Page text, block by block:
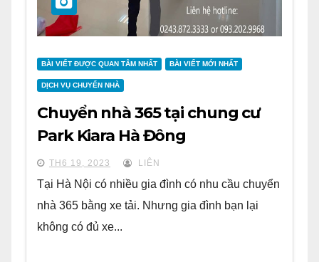
BÀI VIẾT ĐƯỢC QUAN TÂM NHẤT BÀI VIẾT MỚI NHẤT
DỊCH VỤ CHUYỂN NHÀ
Chuyển nhà 365 tại chung cư
Park Kiara Hà Đông
TH6 19, 2023 LIÊN
Tại Hà Nội có nhiều gia đình có nhu cầu chuyển
nhà 365 bằng xe tải. Nhưng gia đình bạn lại
không có đủ xe...